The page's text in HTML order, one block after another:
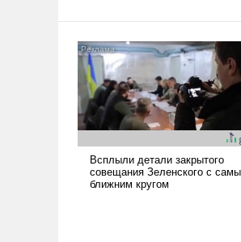
Сложившаяся ситуация
означает многолетний период
уязвимости США, например,
перед Китаем.